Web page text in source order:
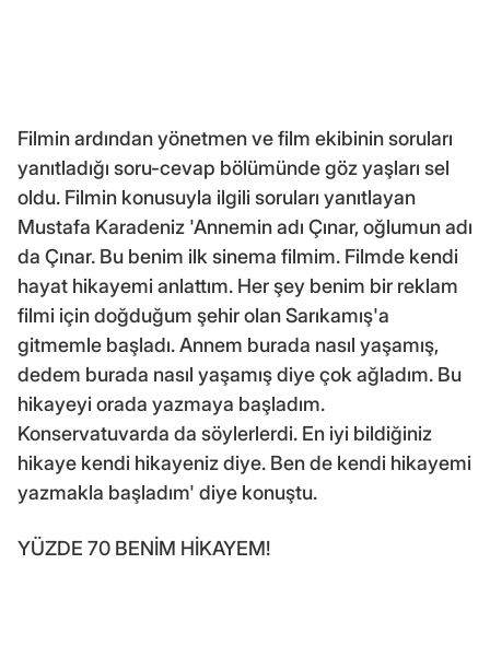
Filmin ardından yönetmen ve film ekibinin soruları
yanıtladığı soru-cevap bölümünde göz yaşları sel
oldu. Filmin konusuyla ilgili soruları yanıtlayan
Mustafa Karadeniz 'Annemin adı Çınar, oğlumun adı
da Çınar. Bu benim ilk sinema filmim. Filmde kendi
hayat hikayemi anlattım. Her şey benim bir reklam
filmi için doğduğum şehir olan Sarıkamış'a
gitmemle başladı. Annem burada nasıl yaşamış,
dedem burada nasıl yaşamış diye çok ağladım. Bu
hikayeyi orada yazmaya başladım.
Konservatuvarda da söylerlerdi. En iyi bildiğiniz
hikaye kendi hikayeniz diye. Ben de kendi hikayemi
yazmakla başladım' diye konuştu.
YÜZDE 70 BENİM HİKAYEM!